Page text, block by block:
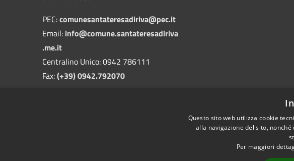
PEC:comunesantateresadiriva@pec.it
Email: info@comune.santateresadiriva
.me.it
Centralino Unico: 0942 786111
Fax:(+39) 0942.792070
Questo sito web utilizza cookie
alla navigazione del sito,
Per maggiori